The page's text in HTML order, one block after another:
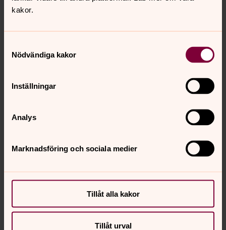
kakor.
Nödvändiga kakor
Inställningar
Analys
Marknadsföring och sociala medier
Tillåt alla kakor
Tillåt urval
Café Tranan öppet 10-12.30, 14-17 Öppet helgfria ons,
Länghems kyrka
lördag 8 augusti 2026
Öppen kyrka
· lördag 8 augusti